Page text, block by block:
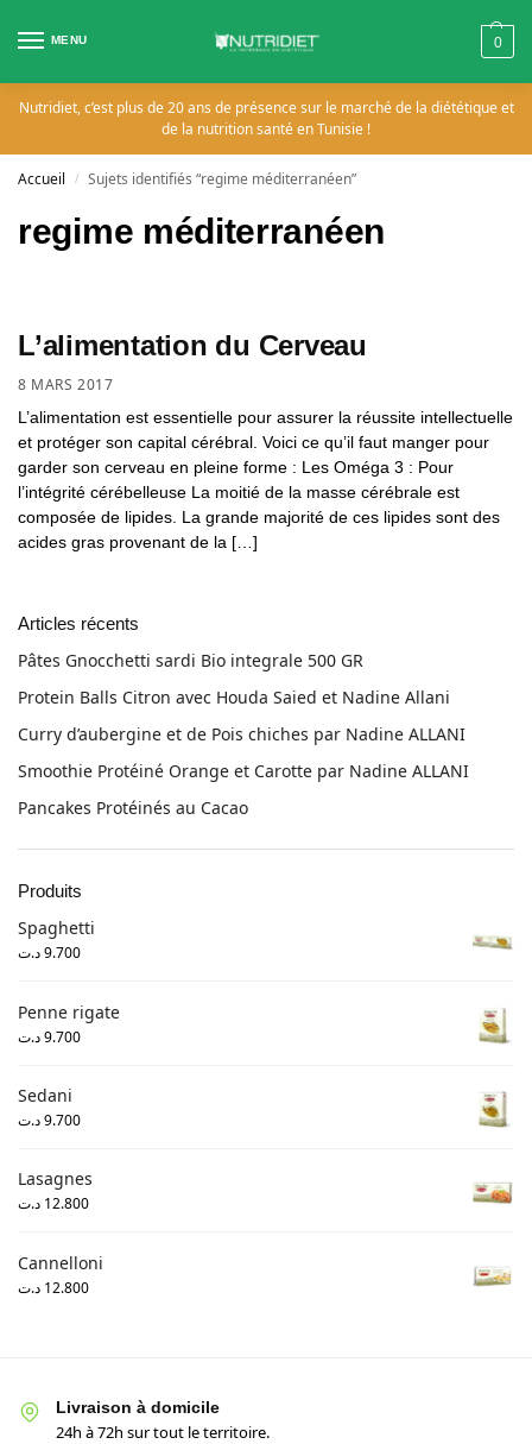
MENU 0
Nutridiet, c’est plus de 20 ans de présence sur le marché de la diététique et
de la nutrition santé en Tunisie !
Accueil / Sujets identifiés “regime méditerranéen”
regime méditerranéen
L’alimentation du Cerveau
8 MARS 2017
L’alimentation est essentielle pour assurer la réussite intellectuelle
et protéger son capital cérébral. Voici ce qu’il faut manger pour
garder son cerveau en pleine forme : Les Oméga 3 : Pour
l’intégrité cérébelleuse La moitié de la masse cérébrale est
composée de lipides. La grande majorité de ces lipides sont des
acides gras provenant de la […]
Articles récents
Pâtes Gnocchetti sardi Bio integrale 500 GR
Protein Balls Citron avec Houda Saied et Nadine Allani
Curry d’aubergine et de Pois chiches par Nadine ALLANI
Smoothie Protéiné Orange et Carotte par Nadine ALLANI
Pancakes Protéinés au Cacao
Produits
Spaghetti
9.700د.ت
Penne rigate
9.700د.ت
Sedani
9.700د.ت
Lasagnes
12.800 د.ت
Cannelloni
12.800 د.ت
Livraison à domicile
24h à 72h sur tout le territoire.